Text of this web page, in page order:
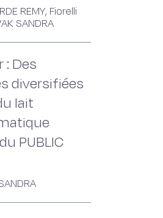
REMY, Fiorelli
SANDRA
: Des
diversifiées
lait
PUBLIC